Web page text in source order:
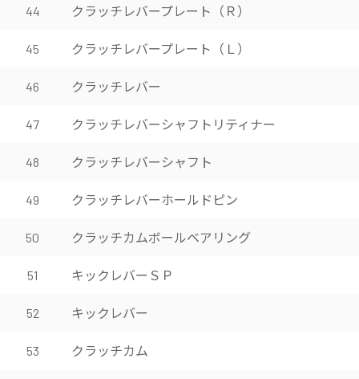
44 クラッチレバープレート（Ｒ）
45 クラッチレバープレート（Ｌ）
46 クラッチレバー
47 クラッチレバーシャフトリティナー
48 クラッチレバーシャフト
49 クラッチレバーホールドピン
50 クラッチカムボールベアリング
51 キックレバーＳＰ
52 キックレバー
53
クラッチカム